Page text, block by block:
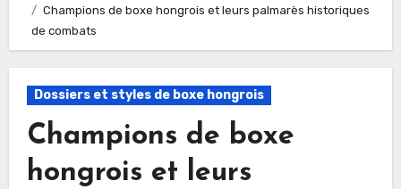
Champions de boxe hongrois et leurs palmarès historiques
de combats
Dossiers et styles de boxe hongrois
Champions de boxe
hongrois et leurs